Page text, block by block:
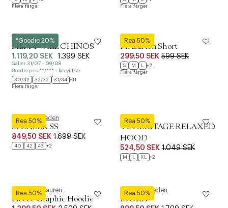
Flera färger
Flera färger
*Goodie 20%
Gant
SLIM TWILL CHINOS
1.119,20 SEK 1.399 SEK
Gäller 31/07 - 09/08
Goodie-pris **/*** - läs villkor
30/32
32/32 31/34 +11
Flera färger
Rea 50%
Matinique
MAbarton Short
299,50 SEK 599 SEK
S M L +2
Flera färger
Rea 50%
Tiger of Sweden
SPENSER SS
849,50 SEK 1.699 SEK
40 42 43 +2
Rea 50%
Superdry
VL HERITAGE RELAXED
HOOD
524,50 SEK 1.049 SEK
M L XL +2
Rea 50%
Polo Ralph Lauren
Fleece Graphic Hoodie
Rea 50%
Tiger of Sweden
BJORN